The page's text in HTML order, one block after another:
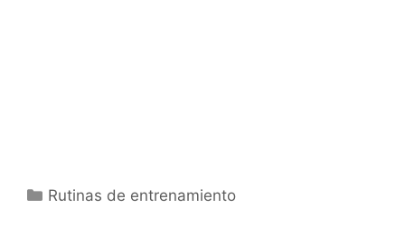
Categorías
Rutinas de entrenamiento